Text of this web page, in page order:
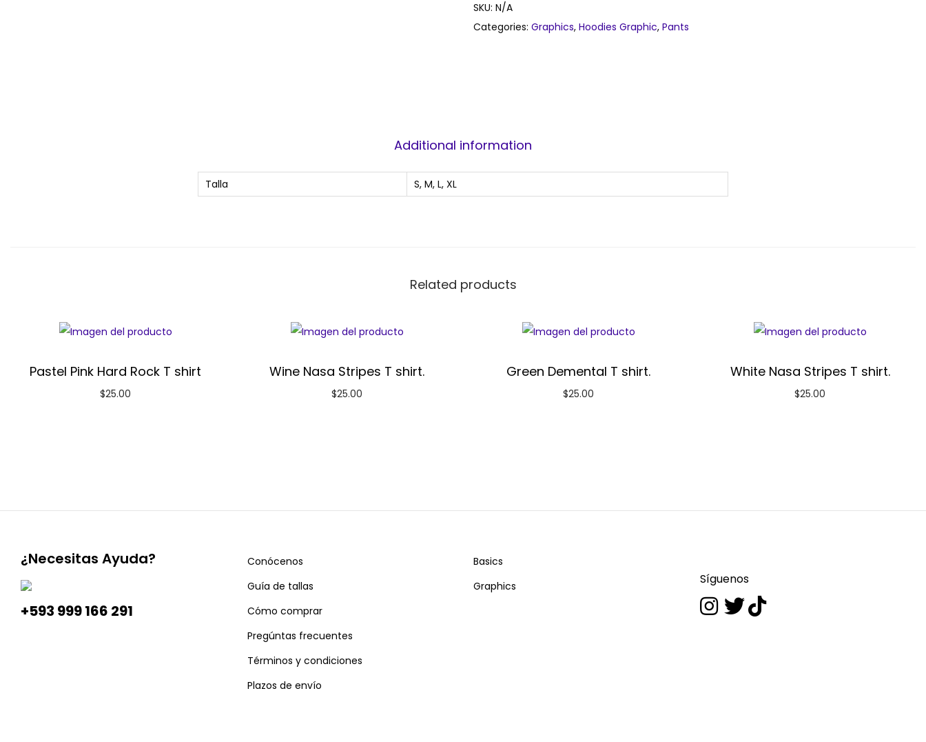
SKU: N/A
Categories: Graphics, Hoodies Graphic, Pants
Additional information
Talla S, M, L, XL
Related products
Pastel Pink Hard Rock T shirt
$25.00
Wine Nasa Stripes T shirt.
$25.00
Green Demental T shirt.
$25.00
White Nasa Stripes T shirt.
$25.00
¿Necesitas Ayuda?
+593 999 166 291
Conócenos
Guía de tallas
Cómo comprar
Pregúntas frecuentes
Términos y condiciones
Plazos de envío
Basics
Graphics
Síguenos